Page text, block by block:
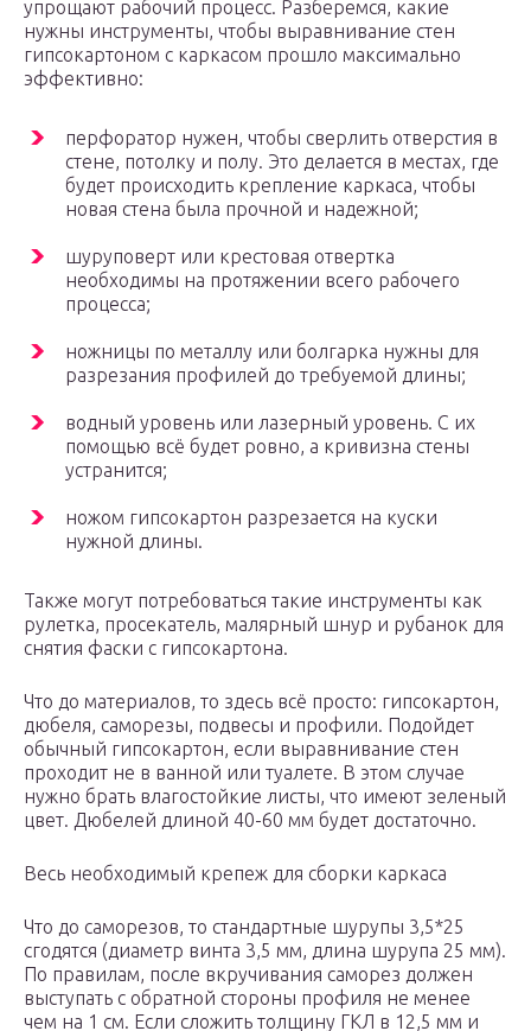
упрощают рабочий процесс. Разберемся, какие
нужны инструменты, чтобы выравнивание стен
гипсокартоном с каркасом прошло максимально
эффективно:
перфоратор нужен, чтобы сверлить отверстия в
стене, потолку и полу. Это делается в местах, где
будет происходить крепление каркаса, чтобы
новая стена была прочной и надежной;
шуруповерт или крестовая отвертка
необходимы на протяжении всего рабочего
процесса;
ножницы по металлу или болгарка нужны для
разрезания профилей до требуемой длины;
водный уровень или лазерный уровень. С их
помощью всё будет ровно, а кривизна стены
устранится;
ножом гипсокартон разрезается на куски
нужной длины.
Также могут потребоваться такие инструменты как
рулетка, просекатель, малярный шнур и рубанок для
снятия фаски с гипсокартона.
Что до материалов, то здесь всё просто: гипсокартон,
дюбеля, саморезы, подвесы и профили. Подойдет
обычный гипсокартон, если выравнивание стен
проходит не в ванной или туалете. В этом случае
нужно брать влагостойкие листы, что имеют зеленый
цвет. Дюбелей длиной 40-60 мм будет достаточно.
Весь необходимый крепеж для сборки каркаса
Что до саморезов, то стандартные шурупы 3,5*25
сгодятся (диаметр винта 3,5 мм, длина шурупа 25 мм).
По правилам, после вкручивания саморез должен
выступать с обратной стороны профиля не менее
чем на 1 см. Если сложить толщину ГКЛ в 12,5 мм и